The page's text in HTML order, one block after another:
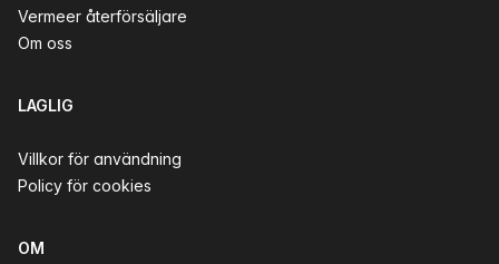
Vermeer återförsäljare
Om oss
LAGLIG
Villkor för användning
Policy för cookies
OM